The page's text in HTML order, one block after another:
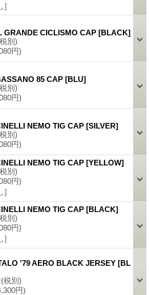
]
GRANDE CICLISMO CAP [BLACK]
別)
円)
85 CAP [BLU]
別)
円)
NEMO TIG CAP [SILVER]
別)
円)
NEMO TIG CAP [YELLOW]
別)
円)
]
NEMO TIG CAP [BLACK]
別)
円)
]
'79 AERO BLACK JERSEY [BL
(税別)
円)